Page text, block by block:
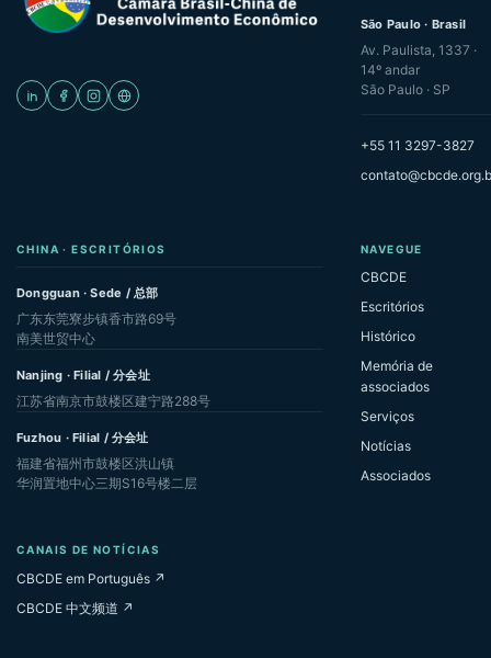
São Paulo · Brasil
Av. Paulista, 1337 ·
14º andar
São Paulo · SP
+55 11 3297-3827
CHINA · ESCRITÓRIOS
Dongguan · Sede / 总部
广东东莞寮步镇香市路69号
南美世贸中心
Nanjing · Filial / 分会址
江苏省南京市鼓楼区建宁路288号
Fuzhou · Filial / 分会址
福建省福州市鼓楼区洪山镇
华润置地中心三期S16号楼二层
NAVEGUE
CBCDE
Escritórios
Histórico
Memória de
associados
Serviços
Notícias
Associados
CANAIS DE NOTÍCIAS
CBCDE em Português ↗
CBCDE 中文频道 ↗